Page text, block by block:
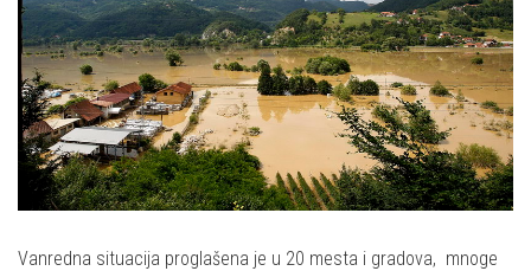
Vanredna situacija proglašena je u 20 mesta i gradova, mnoge